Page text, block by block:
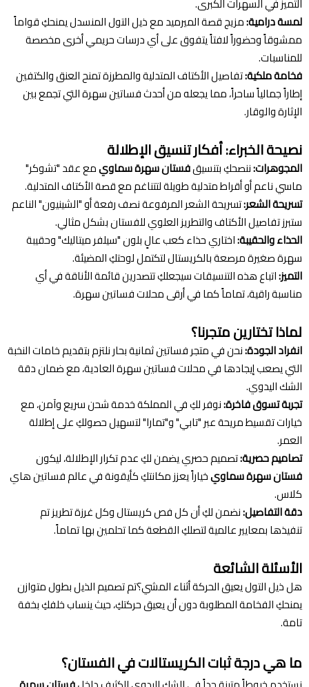
لمسة درامية:مزيج قصة الميرميد مع ذيل التول المنسدل يمنحكِ قواماً
ممشوقاً وحضوراً لافتاً يتفوق على أي درسات حريمي أخرى مخصصة
للمناسبات.
فخامة ملكية:تفاصيل الأكتاف المتدلية والمطرزة تمنح العنق والكتفين
إطاراً جمالياً ساحراً، مما يجعله من أحدث فساتين سهرة التي تجمع بين
الإثارة والوقار.
نصيحة الخبراء: أفكار تنسيق الإطلالة
المجوهرات:ننصحكِ بتنسيقفستان سهرة سماويمع عقد "تشوكر"
ماسي ناعم أو أقراط متدلية طويلة لتتناغم مع قصة الأكتاف المتدلية.
تسريحة الشعر:تسريحة الشعر المرفوعة نصف رفعة أو "الشينيون" الناعم
ستبرز تفاصيل الأكتاف والتطريز العلوي للفستان بشكل مثالي.
الحذاء والحقيبة:اختاري حذاء كعب عالٍ بلون "سيلفر ميتاليك" وحقيبة
سهرة صغيرة مرصعة بالكريستال لتكتمل لوحتكِ المضيئة.
التميز:اتباع هذه التنسيقات سيجعلكِ تتصدرين قائمة الأناقة في أي
مناسبة راقية، تماماً كما في أرقى محلات فساتين سهرة.
لماذا تختارين متجرنا؟
انفراد الجودة:نحن في متجر فساتين ثمانية بحار نلتزم بتقديم خامات النخبة
التي يصعب إيجادها في محلات فساتين سهرة العادية، مع ضمان دقة
الشك اليدوي.
تجربة تسوق فاخرة:نوفر لكِ في المملكة خدمة شحن سريع وآمن، مع
خيارات تقسيط مريحة عبر "تابي" و"تمارا" لتسهيل حصولكِ على إطلالة
العمر.
تصاميم حصرية:تصميم حصري يضمن لكِ عدم تكرار الإطلالة، ليكون
فستان سهرة سماويخياراً يعزز مكانتكِ كأيقونة في عالم فساتين هاي
كلاس.
دقة التفاصيل:نضمن لكِ أن كل فص كريستال وكل غرزة تطريز تم
تنفيذها بمعايير عالمية لتصلكِ القطعة كما تحلمين بها تماماً.
الأسئلة الشائعة
هل ذيل التول يعيق الحركة أثناء المشي؟تم تصميم الذيل بطول متوازن
يمنحكِ الفخامة المطلوبة دون أن يعيق حركتكِ، حيث ينساب خلفكِ بخفة
تامة.
ما هي درجة ثبات الكريستالات في الفستان؟